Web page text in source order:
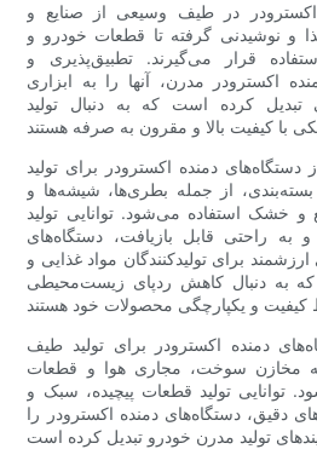
اکسترودر در طیف وسیعی از صنایع و
و نوشیدنی گرفته تا قطعات خودرو و
قرار می‌گیرند. تطبیق‌پذیری و
اکسترودر مدرن، آنها را به ابزاری
تبدیل کرده است که به دنبال تولید
دمنده اکسترودر برای تولید
از جمله بطری‌ها، شیشه‌ها و
خشک استفاده می‌شود. توانایی تولید
به راحتی قابل بازیافت، دستگاه‌های
برای تولیدکنندگان مواد غذایی و
به دنبال کاهش ردپای زیست‌محیطی
دمنده اکسترودر برای تولید طیف
مخازن سوخت، مجاری هوا و قطعات
توانایی تولید قطعات پیچیده، سبک و
دقیق، دستگاه‌های دمنده اکسترودر را